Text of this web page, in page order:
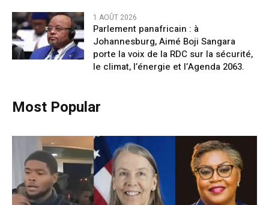
1 AOÛT 2026
Parlement panafricain : à
Johannesburg, Aimé Boji Sangara
porte la voix de la RDC sur la sécurité,
le climat, l’énergie et l’Agenda 2063.
Most Popular